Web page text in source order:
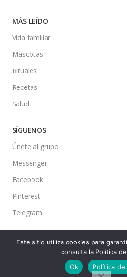
MÁS LEÍDO
Vida familiar
Mascotas
Rituales
Recetas
Salud
SÍGUENOS
Únete al grupo
Messenger
Facebook
Pinterest
Telegram
Ideas en tu Hogar 2022 Created By
Este sitio utiliza cookies para
consulta la Política
Ok
Política de